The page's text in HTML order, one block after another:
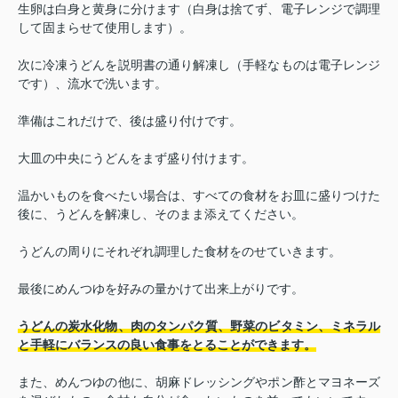
生卵は白身と黄身に分けます（白身は捨てず、電子レンジで調理
して固まらせて使用します）。
次に冷凍うどんを説明書の通り解凍し（手軽なものは電子レンジ
です）、流水で洗います。
準備はこれだけで、後は盛り付けです。
大皿の中央にうどんをまず盛り付けます。
温かいものを食べたい場合は、すべての食材をお皿に盛りつけた
後に、うどんを解凍し、そのまま添えてください。
うどんの周りにそれぞれ調理した食材をのせていきます。
最後にめんつゆを好みの量かけて出来上がりです。
うどんの炭水化物、肉のタンパク質、野菜のビタミン、ミネラル
と手軽にバランスの良い食事をとることができます。
また、めんつゆの他に、胡麻ドレッシングやポン酢とマヨネーズ